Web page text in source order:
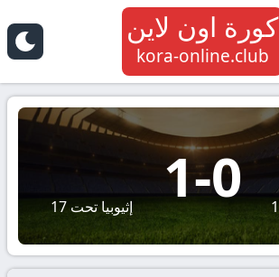
كورة اون لاين
kora-online.club
0
-
1 إثيوبيا تحت 17